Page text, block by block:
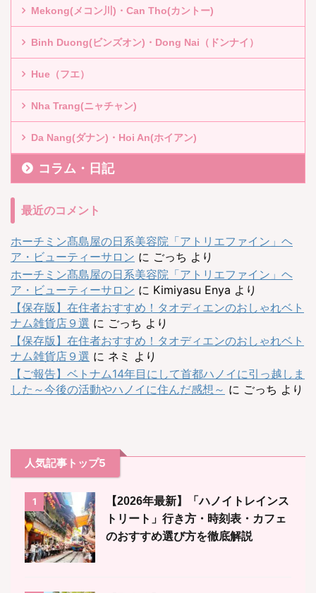
Mekong(メコン川)・Can Tho(カントー)
Binh Duong(ビンズオン)・Dong Nai（ドンナイ）
Hue（フエ）
Nha Trang(ニャチャン)
Da Nang(ダナン)・Hoi An(ホイアン)
コラム・日記
最近のコメント
ホーチミン髙島屋の日系美容院「アトリエファイン」ヘ
ア・ビューティーサロン に ごっち より
ホーチミン髙島屋の日系美容院「アトリエファイン」ヘ
ア・ビューティーサロン に Kimiyasu Enya より
【保存版】在住者おすすめ！タオディエンのおしゃれベト
ナム雑貨店９選 に ごっち より
【保存版】在住者おすすめ！タオディエンのおしゃれベト
ナム雑貨店９選 に ネミ より
【ご報告】ベトナム14年目にして首都ハノイに引っ越しま
した～今後の活動やハノイに住んだ感想～ に ごっち より
人気記事トップ5
1
【2026年最新】「ハノイトレインス
トリート」行き方・時刻表・カフェ
のおすすめ選び方を徹底解説